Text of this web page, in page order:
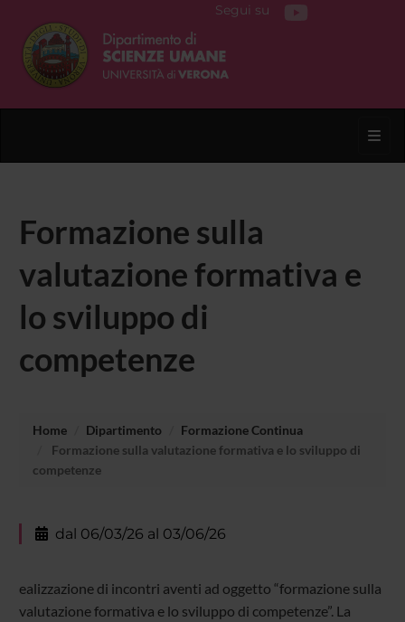
Segui su
Formazione sulla
valutazione formativa e
lo sviluppo di
competenze
Home Dipartimento
Formazione Continua
Formazione sulla valutazione formativa e lo sviluppo di
competenze
dal 06/03/26 al 03/06/26
ealizzazione di incontri aventi ad oggetto “formazione sulla
valutazione formativa e lo sviluppo di competenze”. La